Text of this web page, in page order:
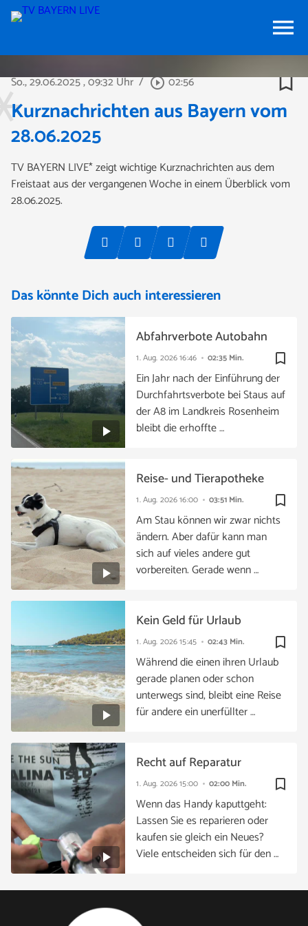
menu
So., 29.06.2025, 09:32 Uhr / play_circle_outline02:56 bookmark_border
Kurznachrichten aus Bayern vom
28.06.2025
TV BAYERN LIVE* zeigt wichtige Kurznachrichten aus dem
Freistaat aus der vergangenen Woche in einem Überblick vom
28.06.2025.
Das könnte Dich auch interessieren
bookmark_border
1. Aug. 202616:46 02:35 Min.
Abfahrverbote Autobahn
Ein Jahr nach der Einführung der
Durchfahrtsverbote bei Staus auf
der A8 im Landkreis Rosenheim
bleibt die erhoffte …
bookmark_border
1. Aug. 202616:00 03:51 Min.
Reise- und Tierapotheke
Am Stau können wir zwar nichts
ändern. Aber dafür kann man
sich auf vieles andere gut
vorbereiten. Gerade wenn …
bookmark_border
1. Aug. 202615:45 02:43 Min.
Kein Geld für Urlaub
Während die einen ihren Urlaub
gerade planen oder schon
unterwegs sind, bleibt eine Reise
für andere ein unerfüllter …
bookmark_border
1. Aug. 202615:00 02:00 Min.
Recht auf Reparatur
Wenn das Handy kaputtgeht:
Lassen Sie es reparieren oder
kaufen sie gleich ein Neues?
Viele entscheiden sich für den …